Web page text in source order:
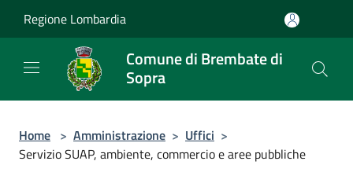
Regione Lombardia
Comune di Brembate di
Sopra
Home > Amministrazione > Uffici >
Servizio SUAP, ambiente, commercio e aree pubbliche